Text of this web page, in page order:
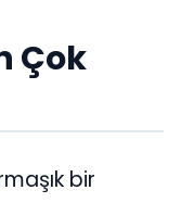
Çok
bir